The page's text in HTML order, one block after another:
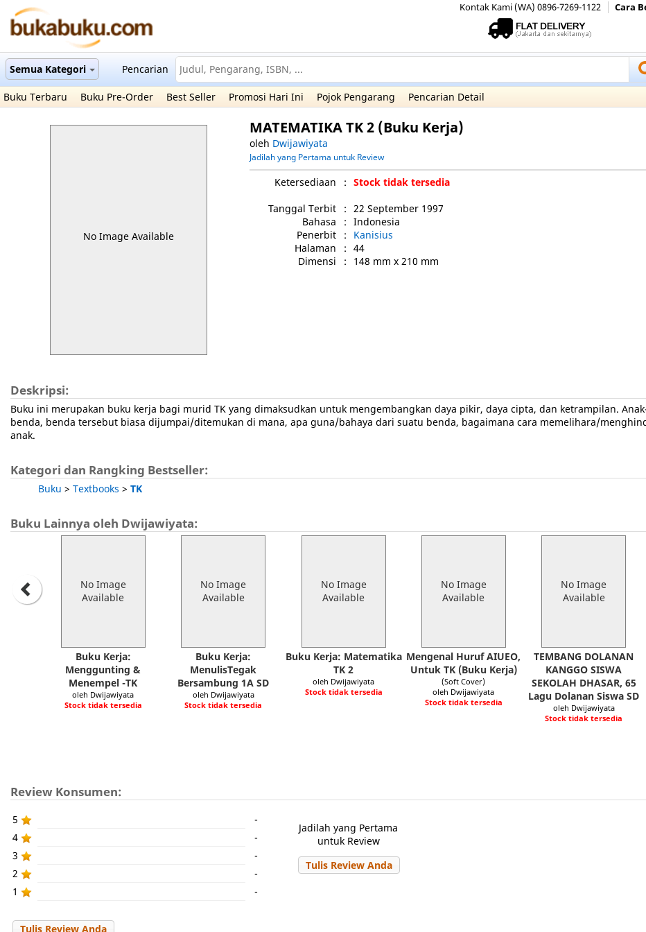
Kontak Kami (WA) 0896-7269-1122 Cara
Semua Kategori Pencarian
Buku Terbaru
Buku Pre-Order Best Seller Promosi Hari Ini Pojok Pengarang Pencarian Detail
No Image Available
MATEMATIKA TK 2 (Buku Kerja)
oleh Dwijawiyata
Jadilah yang Pertama untuk Review
Ketersediaan : Stock tidak tersedia
Tanggal Terbit
: 22 September 1997
Bahasa
: Indonesia
Penerbit
:
Kanisius
Halaman
: 44
Dimensi
: 148 mm x 210 mm
Deskripsi:
Buku ini merupakan buku kerja bagi murid TK yang dimaksudkan untuk mengembangkan daya pikir, daya cipta, dan ketrampilan.
benda, benda tersebut biasa dijumpai/ditemukan di mana, apa guna/bahaya dari suatu benda, bagaimana cara memelihara/
anak.
Kategori dan Rangking Bestseller:
Buku > Textbooks > TK
Buku Lainnya oleh Dwijawiyata:
No Image
Available
Buku Kerja:
Menggunting &
Menempel -TK
oleh Dwijawiyata
Stock tidak tersedia
No Image
Available
Buku Kerja:
MenulisTegak
Bersambung 1A SD
oleh Dwijawiyata
Stock tidak tersedia
No Image
Available
Buku Kerja: Matematika
TK 2
oleh Dwijawiyata
Stock tidak tersedia
No Image
Available
Mengenal Huruf AIUEO,
Untuk TK (Buku Kerja)
(Soft Cover)
oleh Dwijawiyata
Stock tidak tersedia
No Image
Available
TEMBANG DOLANAN
KANGGO SISWA
SEKOLAH DHASAR, 65
Lagu Dolanan Siswa SD
oleh Dwijawiyata
Stock tidak tersedia
Review Konsumen:
5
-
4
-
3
-
2
-
1
-
Jadilah yang Pertama
untuk Review
Tulis Review Anda
Tulis Review Anda